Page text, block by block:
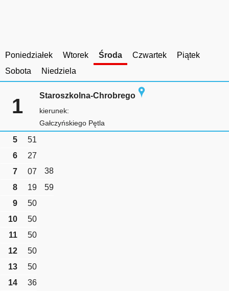
Poniedziałek Wtorek Środa Czwartek
Piątek
Sobota
Niedziela
1 Staroszkolna-Chrobrego
kierunek:
Gałczyńskiego Pętla
5
51
6
27
7
07
38
8
19
59
9
50
10
50
11
50
12
50
13
50
14
36